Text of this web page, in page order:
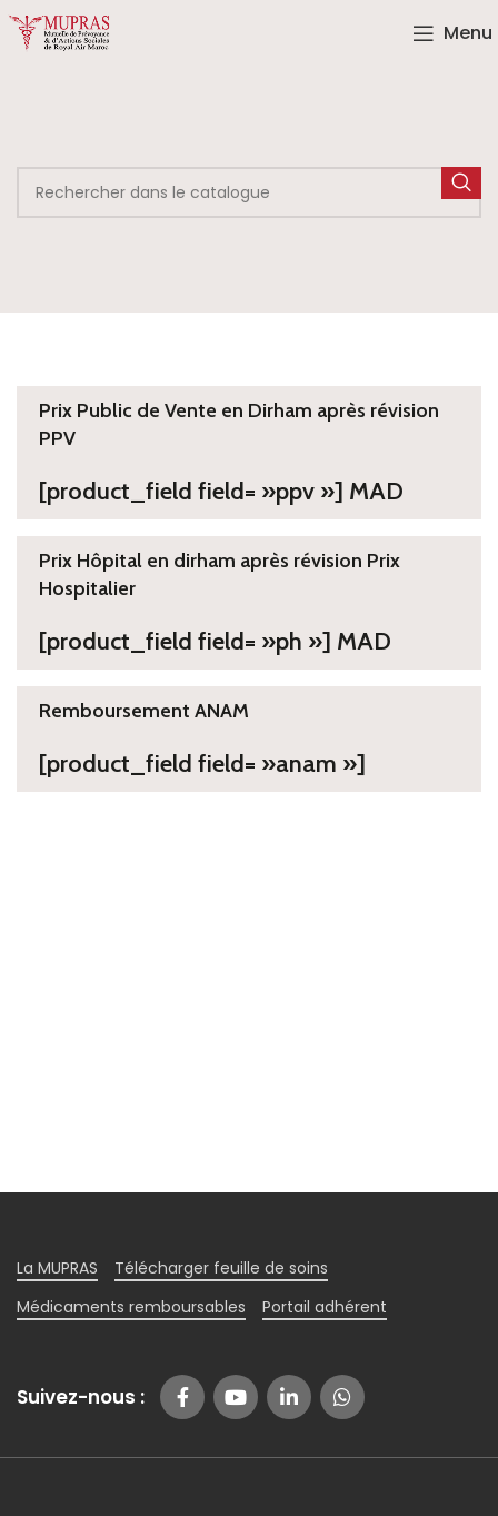
Menu
Prix Public de Vente en Dirham après révision
PPV
[product_field field= »ppv »] MAD
Prix Hôpital en dirham après révision Prix
Hospitalier
[product_field field= »ph »] MAD
Remboursement ANAM
[product_field field= »anam »]
La MUPRAS
Télécharger feuille de soins
Médicaments remboursables
Portail adhérent
Suivez-nous :